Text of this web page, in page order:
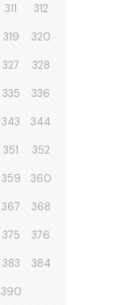
311 312
319 320
327 328
335 336
343 344
351 352
359 360
367 368
375 376
383 384
390